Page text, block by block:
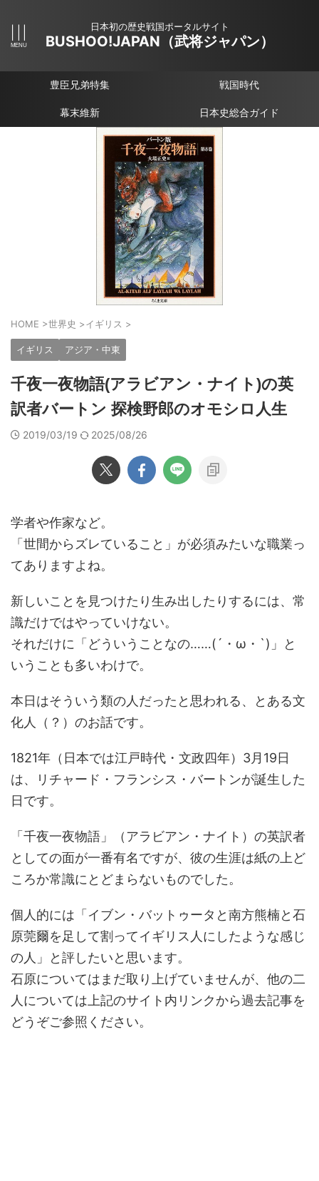
日本初の歴史戦国ポータルサイト
BUSHOO!JAPAN（武将ジャパン）
豊臣兄弟特集 戦国時代
幕末維新 日本史総合ガイド
HOME >世界史 >イギリス >
イギリス アジア・中東
千夜一夜物語(アラビアン・ナイト)の英
訳者バートン 探検野郎のオモシロ人生
2019/03/19 2025/08/26
学者や作家など。
「世間からズレていること」が必須みたいな職業っ
てありますよね。
新しいことを見つけたり生み出したりするには、常
識だけではやっていけない。
それだけに「どういうことなの……(´・ω・`)」と
いうことも多いわけで。
本日はそういう類の人だったと思われる、とある文
化人（？）のお話です。
1821年（日本では江戸時代・文政四年）3月19日
は、リチャード・フランシス・バートンが誕生した
日です。
「千夜一夜物語」（アラビアン・ナイト）の英訳者
としての面が一番有名ですが、彼の生涯は紙の上ど
ころか常識にとどまらないものでした。
個人的には「イブン・バットゥータと南方熊楠と石
原莞爾を足して割ってイギリス人にしたような感じ
の人」と評したいと思います。
石原についてはまだ取り上げていませんが、他の二
人については上記のサイト内リンクから過去記事を
どうぞご参照ください。